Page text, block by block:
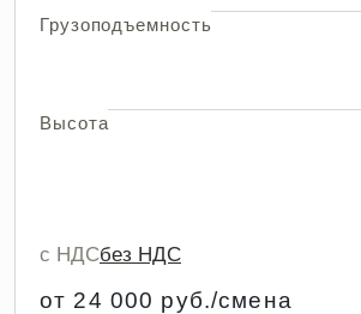
Грузоподъемность
Высота
с НДСбез НДС
от 24 000 руб./смена